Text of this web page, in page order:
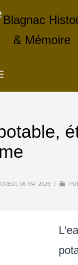
06 MAI 2026 /